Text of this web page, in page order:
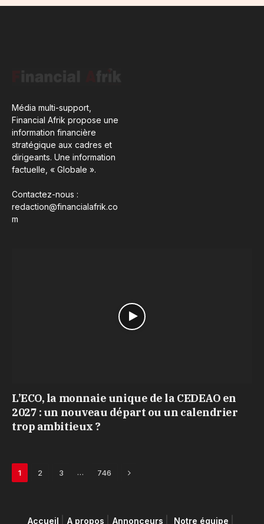
Média multi-support,
Financial Afrik propose une
information financière
stratégique aux cadres et
dirigeants. Une information
factuelle, « Globale ».
Contactez-nous :
redaction@financialafrik.co
m
L’ECO, la monnaie unique de la CEDEAO en
2027 : un nouveau départ ou un calendrier
trop ambitieux ?
1 2 3 … 746 Next
Accueil A propos Annonceurs Notre équipe